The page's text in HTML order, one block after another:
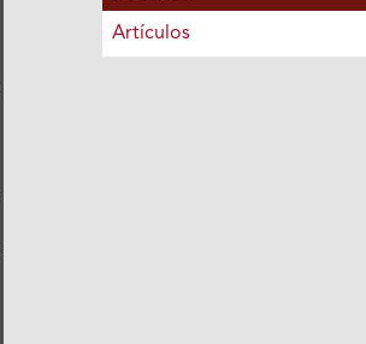
Artículos